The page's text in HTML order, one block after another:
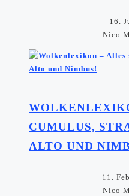
16.
Nico
CUMULUS,
ALTO UND
11.
Nico